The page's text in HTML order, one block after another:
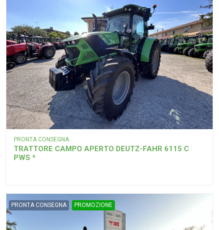
PRONTA CONSEGNA
TRATTORE CAMPO APERTO DEUTZ-FAHR 6115 C
PWS *
PRONTA CONSEGNA PROMOZIONE